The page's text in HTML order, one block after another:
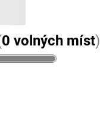
0 volných míst)